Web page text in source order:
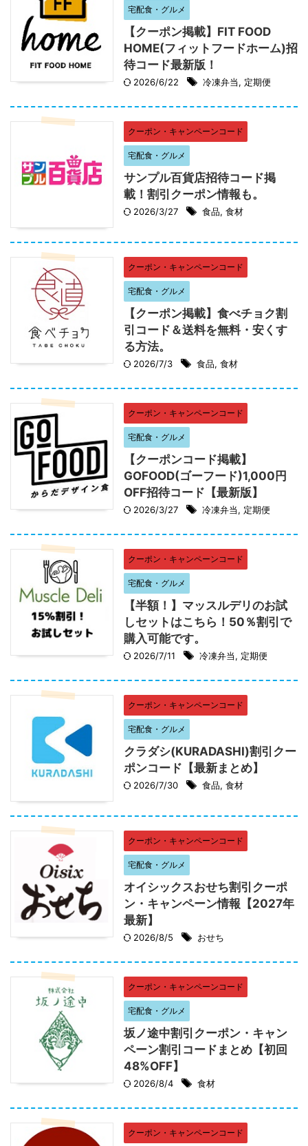
宅配食・グルメ
【クーポン掲載】FIT FOOD
HOME(フィットフードホーム)招
待コード最新版！
2026/6/22 冷凍弁当, 定期便
クーポン・キャンペーンコード
宅配食・グルメ
サンプル百貨店招待コード掲
載！割引クーポン情報も。
2026/3/27 食品, 食材
クーポン・キャンペーンコード
宅配食・グルメ
【クーポン掲載】食べチョク割
引コード＆送料を無料・安くす
る方法。
2026/7/3 食品, 食材
クーポン・キャンペーンコード
宅配食・グルメ
【クーポンコード掲載】
GOFOOD(ゴーフード)1,000円
OFF招待コード【最新版】
2026/3/27 冷凍弁当, 定期便
クーポン・キャンペーンコード
宅配食・グルメ
【半額！】マッスルデリのお試
しセットはこちら！50％割引で
購入可能です。
2026/7/11 冷凍弁当, 定期便
クーポン・キャンペーンコード
宅配食・グルメ
クラダシ(KURADASHI)割引クー
ポンコード【最新まとめ】
2026/7/30 食品, 食材
クーポン・キャンペーンコード
宅配食・グルメ
オイシックスおせち割引クーポ
ン・キャンペーン情報【2027年
最新】
2026/8/5 おせち
クーポン・キャンペーンコード
宅配食・グルメ
坂ノ途中割引クーポン・キャン
ペーン割引コードまとめ【初回
48%OFF】
2026/8/4 食材
クーポン・キャンペーンコード